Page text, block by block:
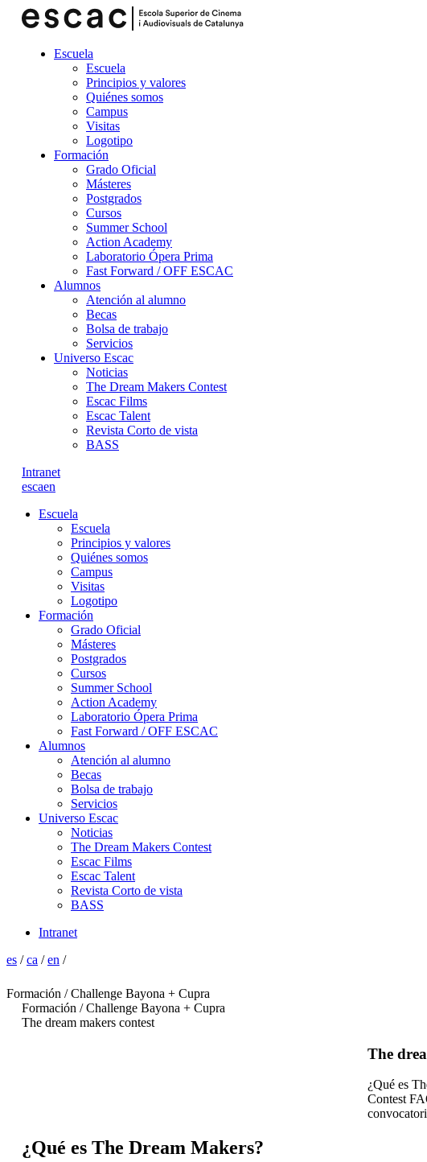
Escuela
Escuela
Principios y valores
Quiénes somos
Campus
Visitas
Logotipo
Formación
Grado Oficial
Másteres
Postgrados
Cursos
Summer School
Action Academy
Laboratorio Ópera Prima
Fast Forward / OFF ESCAC
Alumnos
Atención al alumno
Becas
Bolsa de trabajo
Servicios
Universo Escac
Noticias
The Dream Makers Contest
Escac Films
Escac Talent
Revista Corto de vista
BASS
Intranet
escaen
Escuela
Escuela
Principios y valores
Quiénes somos
Campus
Visitas
Logotipo
Formación
Grado Oficial
Másteres
Postgrados
Cursos
Summer School
Action Academy
Laboratorio Ópera Prima
Fast Forward / OFF ESCAC
Alumnos
Atención al alumno
Becas
Bolsa de trabajo
Servicios
Universo Escac
Noticias
The Dream Makers Contest
Escac Films
Escac Talent
Revista Corto de vista
BASS
Intranet
es /ca /en /
Formación / Challenge Bayona + Cupra
Formación / Challenge Bayona + Cupra
The dream makers contest
The
¿Qué es
Contest
¿Qué es The Dream Makers?